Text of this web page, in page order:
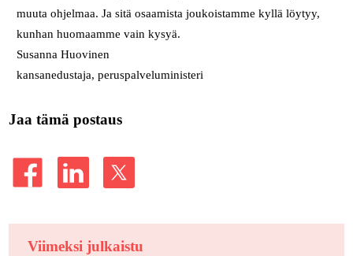
muuta ohjelmaa. Ja sitä osaamista joukoistamme kyllä löytyy,
kunhan huomaamme vain kysyä.
Susanna Huovinen
kansanedustaja, peruspalveluministeri
Jaa tämä postaus
Viimeksi julkaistu